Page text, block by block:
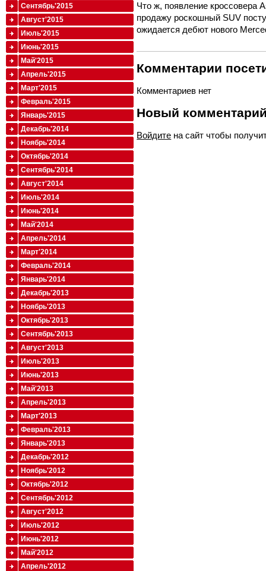
Что ж, появление кроссовера
продажу роскошный SUV
ожидается дебют нового
Комментарии
Комментариев нет
Новый
Войдите на сайт чтобы
Сентябрь'2015
Август'2015
Июль'2015
Июнь'2015
Май'2015
Апрель'2015
Март'2015
Февраль'2015
Январь'2015
Декабрь'2014
Ноябрь'2014
Октябрь'2014
Сентябрь'2014
Август'2014
Июль'2014
Июнь'2014
Май'2014
Апрель'2014
Март'2014
Февраль'2014
Январь'2014
Декабрь'2013
Ноябрь'2013
Октябрь'2013
Сентябрь'2013
Август'2013
Июль'2013
Июнь'2013
Май'2013
Апрель'2013
Март'2013
Февраль'2013
Январь'2013
Декабрь'2012
Ноябрь'2012
Октябрь'2012
Сентябрь'2012
Август'2012
Июль'2012
Июнь'2012
Май'2012
Апрель'2012